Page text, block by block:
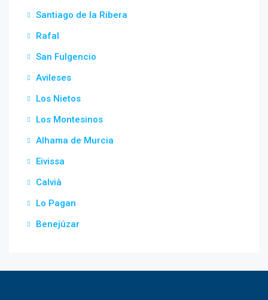
Santiago de la Ribera
Rafal
San Fulgencio
Avileses
Los Nietos
Los Montesinos
Alhama de Murcia
Eivissa
Calvià
Lo Pagan
Benejúzar